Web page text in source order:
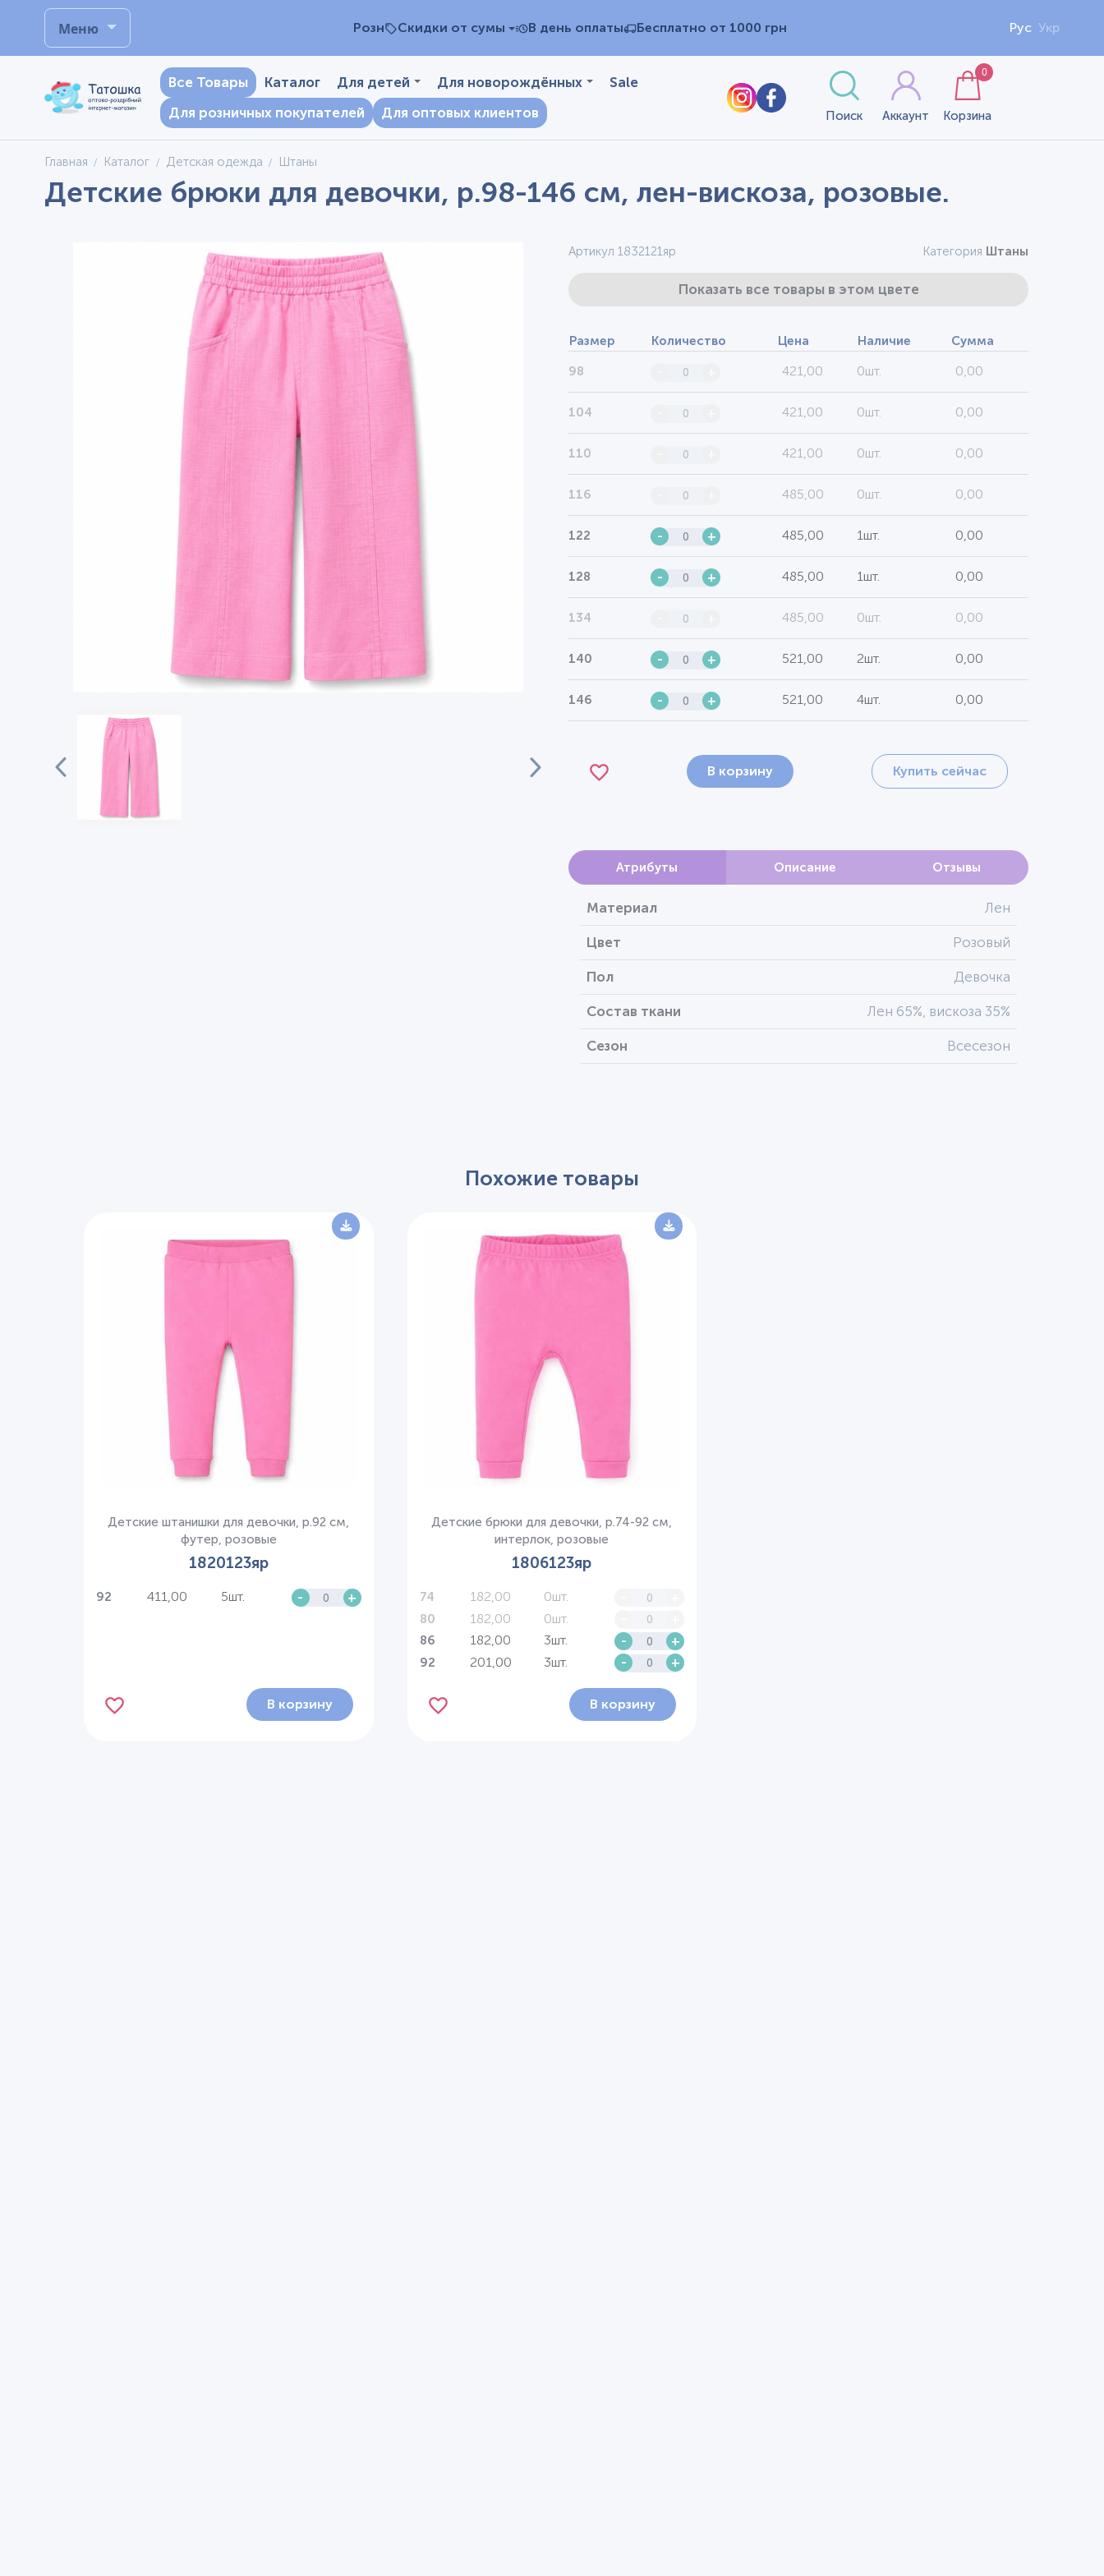
Меню Розн Скидки от сумы В день оплаты Бесплатно от 1000 грн Рус Укр
Все Товары Каталог Для детей Для новорождённых
Sale
Для розничных покупателей
Для оптовых клиентов Поиск Аккаунт Корзина
0
Главная Каталог Детская одежда Штаны
Детские брюки для девочки, р.98-146 см, лен-вискоза, розовые.
Артикул 1832121яр Категория Штаны
Показать все товары в этом цвете
Размер Количество Цена Наличие Сумма
98 421,00 0шт. 0,00
104 421,00 0шт. 0,00
110 421,00 0шт. 0,00
116 485,00 0шт. 0,00
122 - + 485,00 1шт. 0,00
128 - + 485,00 1шт. 0,00
134 485,00 0шт. 0,00
140 - + 521,00 2шт. 0,00
146 - + 521,00 4шт. 0,00
В корзину Купить сейчас
Атрибуты Описание Отзывы
Материал Лен
Цвет Розовый
Пол Девочка
Состав ткани Лен 65%, вискоза 35%
Сезон Всесезон
Похожие товары
Детские штанишки для девочки, р.92 см,
футер, розовые
1820123яр
92 411,00 5шт. - +
В корзину
Детские брюки для девочки, р.74-92 см,
интерлок, розовые
1806123яр
74 182,00 0шт.
80 182,00 0шт.
86 182,00 3шт. - +
92 201,00 3шт. - +
В корзину